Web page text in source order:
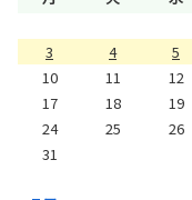
3
4 5
10
11 12
17
18 19
24
25 26
31